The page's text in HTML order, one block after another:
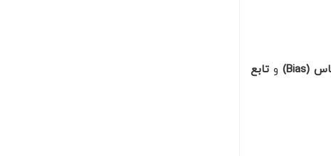
(Bias) وتابع